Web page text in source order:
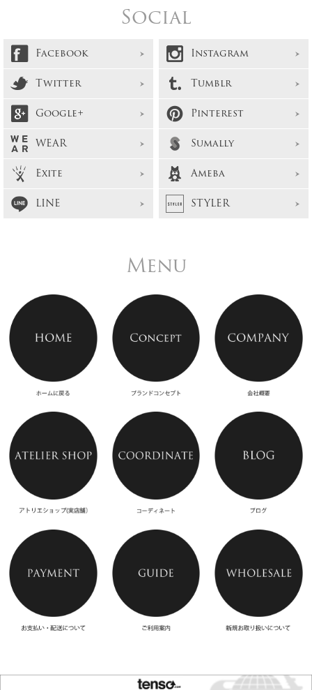
Social
Facebook
Instagram
Twitter
Tumblr
Google+
Pinterest
WEAR
Sumally
Exite
Ameba
LINE
STYLER
Menu